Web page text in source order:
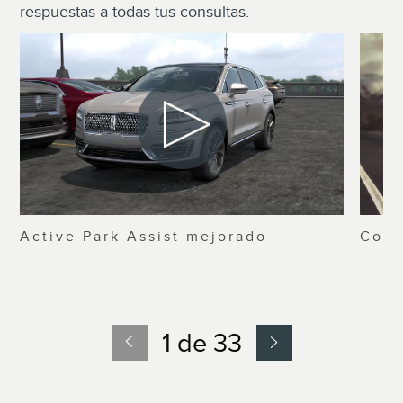
respuestas a todas tus consultas.
Active Park Assist mejorado
1 de 33